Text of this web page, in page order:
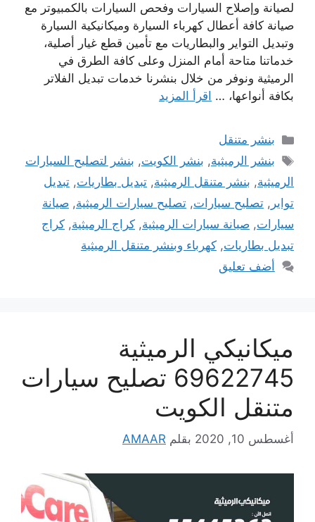
لصيانة وإصلاح السيارات وفحص السيارات بالكمبيوتر مع
صيانة كافة أعطال كهرباء السيارة وميكانيكية السيارة
وتبديل التواير والبطاريات مع تأمين قطع غيار أصلية،
خدماتنا متاحة أمام المنزل وعلى كافة الطرق في
الرميثية ونوفر من خلال بنشرنا خدمات تبديل الفلاتر
بكافة أنواعها، … اقرأ المزيد
التصنيفات
بنشر متنقل
الوسوم
بنشر الرميثية, بنشر الكويت, بنشر لتصليح السيارات
الرميثية, بنشر متنقل الرميثية, تبديل بطاريات, تبديل
تواير , تصليح سيارات, تصليح سيارات الرميثية, صيانة
سيارات, صيانة سيارات الرميثية, كراج الرميثية, كراج
تبديل بطاريات, كهرباء وبنشر متنقل الرميثية
أضف تعليق
ميكانيكي الرميثية
69622745 تصليح سيارات
متنقل الكويت
أغسطس 10, 2020 بقلم AMAAR